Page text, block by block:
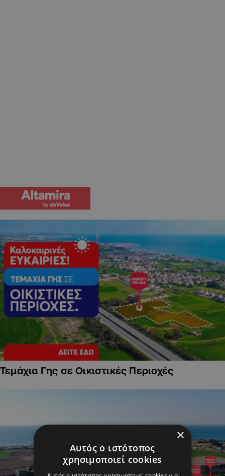
Τεμάχια Γης σε Οικιστικές Περιοχές
×
Αυτός ο ιστότοπος
χρησιμοποιεί cookies